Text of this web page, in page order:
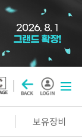
보유장비